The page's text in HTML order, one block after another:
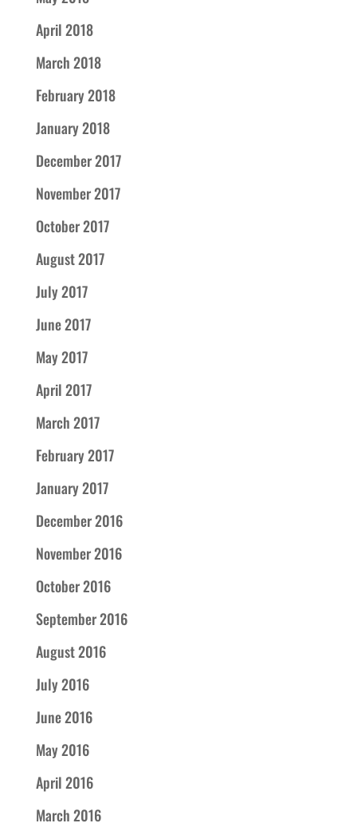
April 2018
March 2018
February 2018
January 2018
December 2017
November 2017
October 2017
August 2017
July 2017
June 2017
May 2017
April 2017
March 2017
February 2017
January 2017
December 2016
November 2016
October 2016
September 2016
August 2016
July 2016
June 2016
May 2016
April 2016
March 2016